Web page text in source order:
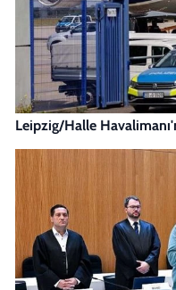
Leipzig/Halle